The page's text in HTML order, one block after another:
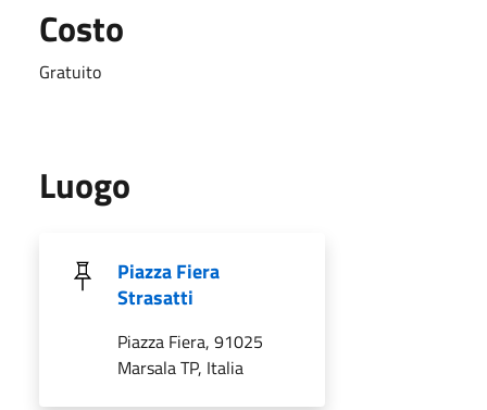
Costo
Gratuito
Luogo
Piazza Fiera
Strasatti
Piazza Fiera, 91025
Marsala TP, Italia